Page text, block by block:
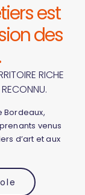
est
des
RICHE
Bordeaux,
venus
d’art et aux